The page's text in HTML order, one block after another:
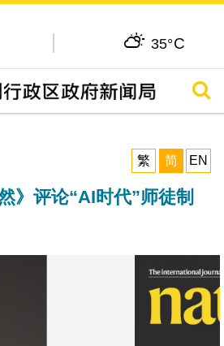
35°C
搜寻
繁
简 EN
》评论“AI时代”师徒制